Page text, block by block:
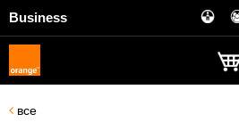
Business
все